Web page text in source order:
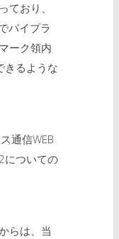
ており、
パイプラ
ーク領内
きるような
通信WEB
についての
らは、当